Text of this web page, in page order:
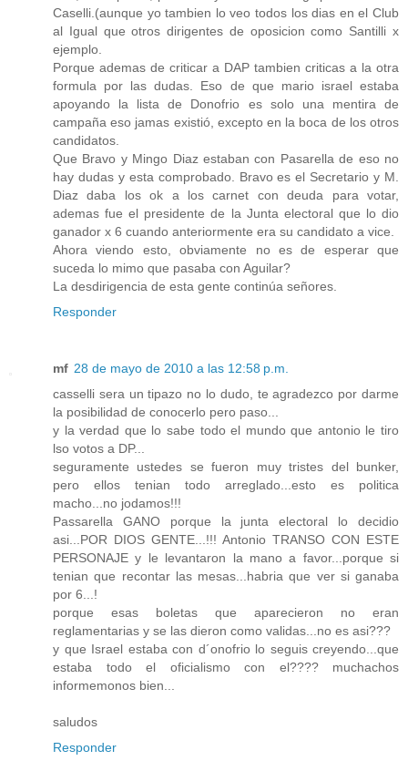
Caselli.(aunque yo tambien lo veo todos los dias en el Club
al Igual que otros dirigentes de oposicion como Santilli x
ejemplo.
Porque ademas de criticar a DAP tambien criticas a la otra
formula por las dudas. Eso de que mario israel estaba
apoyando la lista de Donofrio es solo una mentira de
campaña eso jamas existió, excepto en la boca de los otros
candidatos.
Que Bravo y Mingo Diaz estaban con Pasarella de eso no
hay dudas y esta comprobado. Bravo es el Secretario y M.
Diaz daba los ok a los carnet con deuda para votar,
ademas fue el presidente de la Junta electoral que lo dio
ganador x 6 cuando anteriormente era su candidato a vice.
Ahora viendo esto, obviamente no es de esperar que
suceda lo mimo que pasaba con Aguilar?
La desdirigencia de esta gente continúa señores.
Responder
mf 28 de mayo de 2010 a las 12:58 p.m.
casselli sera un tipazo no lo dudo, te agradezco por darme
la posibilidad de conocerlo pero paso...
y la verdad que lo sabe todo el mundo que antonio le tiro
lso votos a DP...
seguramente ustedes se fueron muy tristes del bunker,
pero ellos tenian todo arreglado...esto es politica
macho...no jodamos!!!
Passarella GANO porque la junta electoral lo decidio
asi...POR DIOS GENTE...!!! Antonio TRANSO CON ESTE
PERSONAJE y le levantaron la mano a favor...porque si
tenian que recontar las mesas...habria que ver si ganaba
por 6...!
porque esas boletas que aparecieron no eran
reglamentarias y se las dieron como validas...no es asi???
y que Israel estaba con d´onofrio lo seguis creyendo...que
estaba todo el oficialismo con el???? muchachos
informemonos bien...
saludos
Responder